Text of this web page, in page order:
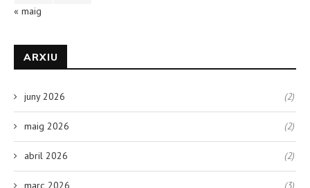
« maig
ARXIU
juny 2026 (2)
maig 2026 (2)
abril 2026 (2)